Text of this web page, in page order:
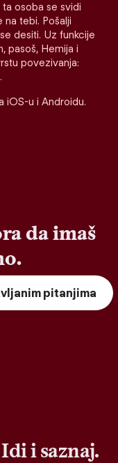
osoba se svidi
tebi. Pošalji
desiti. Uz funkcije
pasoš, Hemija i
povezivanja:
iOS-u i Androidu.
da imaš
pitanjima
i saznaj.